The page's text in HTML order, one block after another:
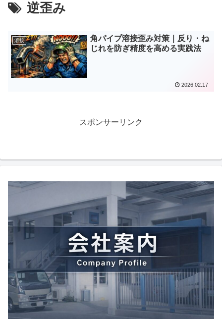
逆歪み
溶接
角パイプ溶接歪み対策｜反り・ね
じれを防ぎ精度を高める実践法
2026.02.17
スポンサーリンク